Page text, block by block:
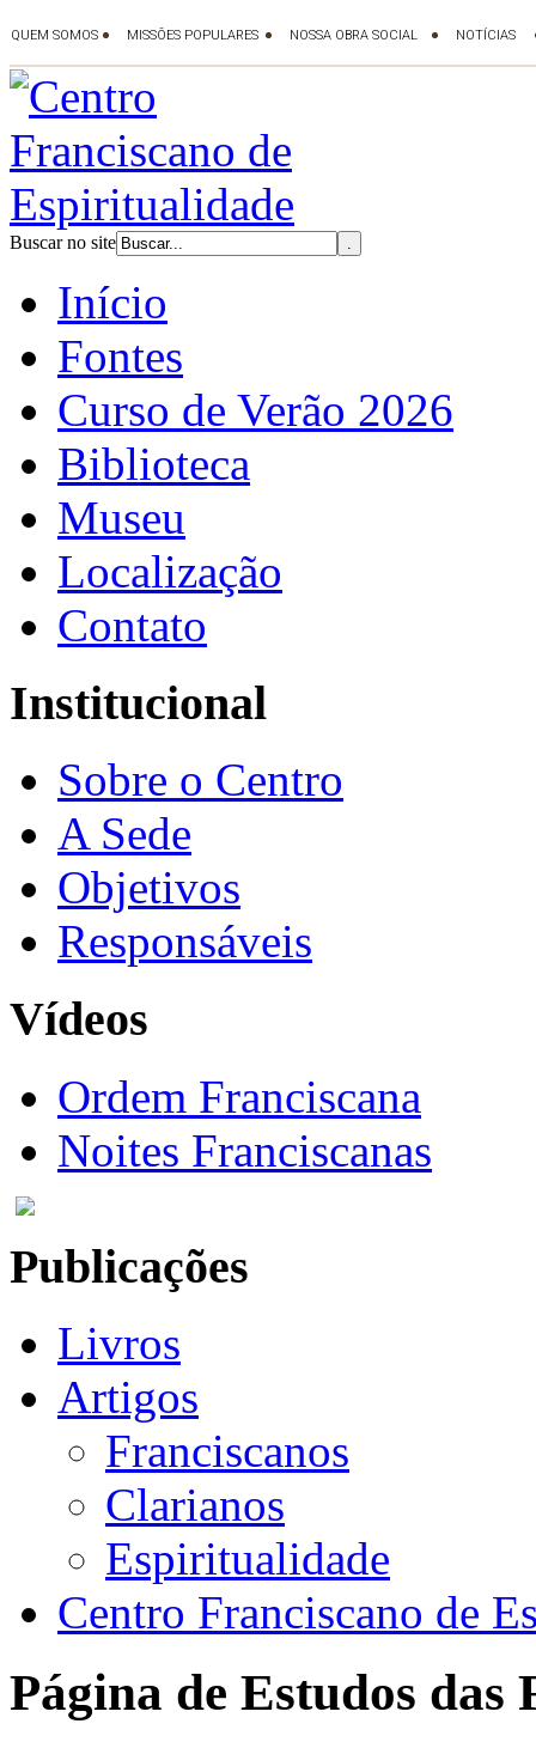
Buscar no site
Início
Fontes
Curso de Verão 2026
Biblioteca
Museu
Localização
Contato
Institucional
Sobre o Centro
A Sede
Objetivos
Responsáveis
Vídeos
Ordem Franciscana
Noites Franciscanas
Publicações
Livros
Artigos
Franciscanos
Clarianos
Espiritualidade
Centro Franciscano de
Página de Estudos das